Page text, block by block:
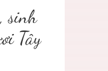
sinh
Tây